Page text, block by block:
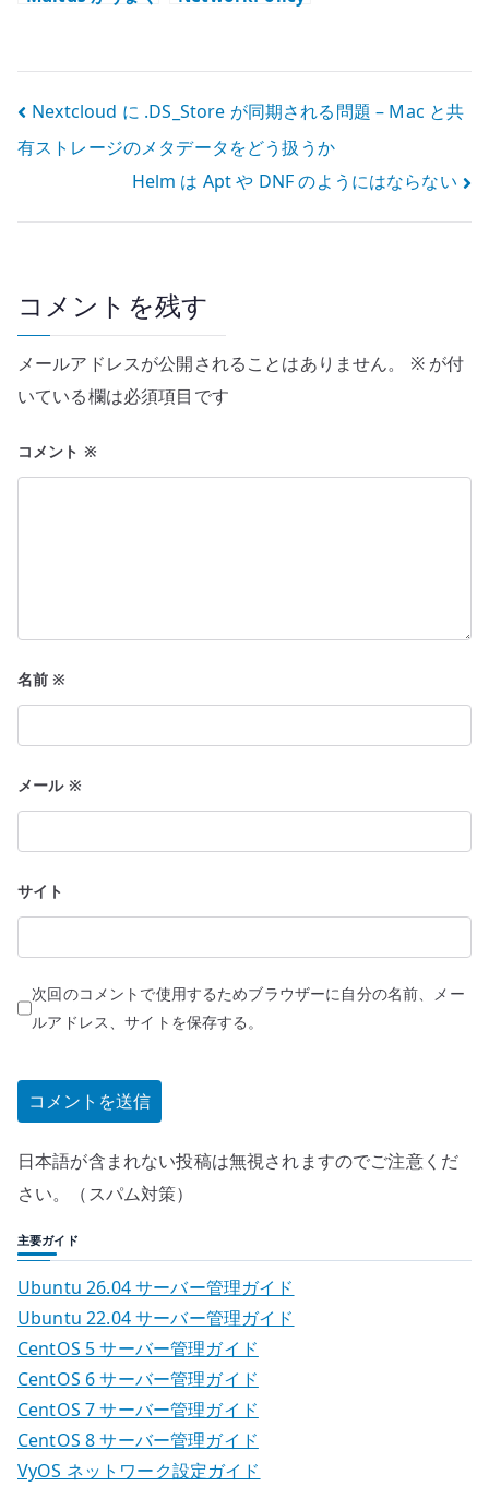
を分けて考える
投
稿
ゲ
ー
シ
ン
Nextcloud に .DS_Store が同期される問題 – Mac と共
有ストレージのメタデータをどう扱うか
Helm は Apt や DNF のようにはならない
コメントを残す
メールアドレスが公開されることはありません。 ※が付
いている欄は必須項目です
コメント ※
名前※
メール ※
サイト
次回のコメントで使用するためブラウザーに自分の名前、メー
ルアドレス、サイトを保存する。
日本語が含まれない投稿は無視されますのでご注意くだ
さい。（スパム対策）
主要ガイド
Ubuntu 26.04 サーバー管理ガイド
Ubuntu 22.04 サーバー管理ガイド
CentOS 5 サーバー管理ガイド
CentOS 6 サーバー管理ガイド
CentOS 7 サーバー管理ガイド
CentOS 8 サーバー管理ガイド
VyOS ネットワーク設定ガイド